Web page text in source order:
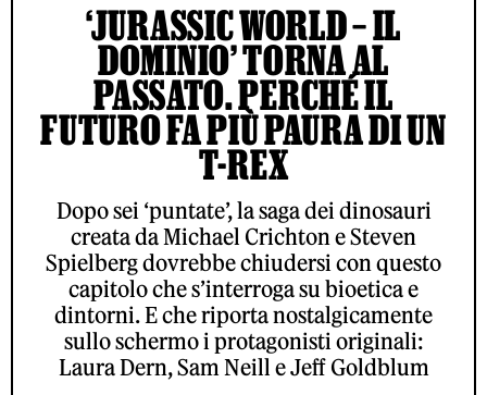
‘JURASSIC WORLD – IL
DOMINIO’ TORNA AL
PASSATO. PERCHÉ IL
FUTURO FA PIÙ PAURA DI UN
T-REX
Dopo sei ‘puntate’, la saga dei dinosauri
creata da Michael Crichton e Steven
Spielberg dovrebbe chiudersi con questo
capitolo che s’interroga su bioetica e
dintorni. E che riporta nostalgicamente
sullo schermo i protagonisti originali:
Laura Dern, Sam Neill e Jeff Goldblum